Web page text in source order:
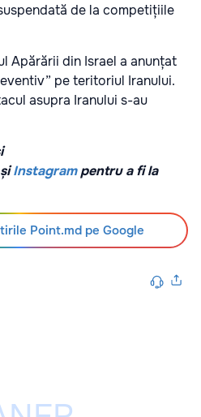
de la competițiile
Apărării din Israel a anunțat
pe teritoriul Iranului.
asupra Iranului s-au
șiInstagrampentru a fi la
Point.md pe Google